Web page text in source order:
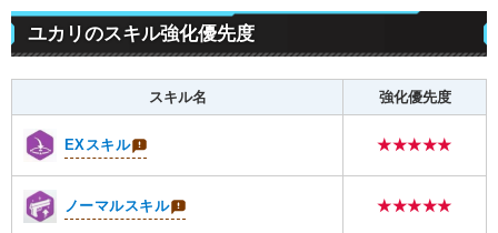
ユカリのスキル強化優先度
スキル名 強化優先度
EXスキル ★★★★★
ノーマルスキル ★★★★★